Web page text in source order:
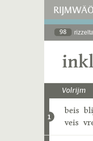
98
Volrijm
1
beis
veis